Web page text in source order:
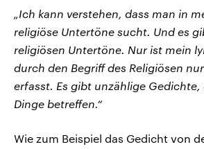
„Ich kann verstehen, dass man in
religiöse Untertöne sucht. Und es
religiösen Untertöne. Nur ist mein
durch den Begriff des Religiösen
erfasst. Es gibt unzählige Gedichte,
Dinge betreffen.“
Wie zum Beispiel das Gedicht von